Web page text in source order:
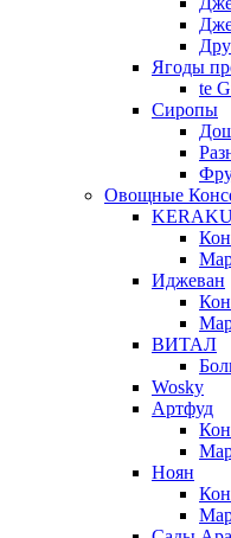
Ягоды
te
Сиропы
Овощные
Иджеван
ВИТАЛ
Wosky
Артфуд
Ноян